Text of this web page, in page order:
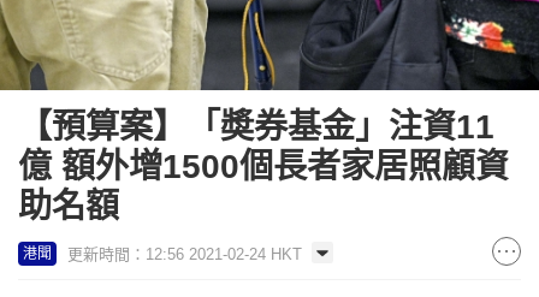
【預算案】「奬券基金」注資11
億 額外增1500個長者家居照顧資
助名額
港聞 更新時間：12:56 2021-02-24 HKT